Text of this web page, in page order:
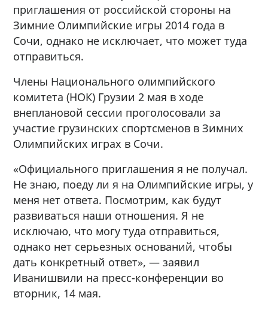
приглашения от российской стороны на
Зимние Олимпийские игры 2014 года в
Сочи, однако не исключает, что может туда
отправиться.
Члены Национального олимпийского
комитета (НОК) Грузии 2 мая в ходе
внеплановой сессии проголосовали за
участие грузинских спортсменов в Зимних
Олимпийских играх в Сочи.
«Официального приглашения я не получал.
Не знаю, поеду ли я на Олимпийские игры, у
меня нет ответа. Посмотрим, как будут
развиваться наши отношения. Я не
исключаю, что могу туда отправиться,
однако нет серьезных оснований, чтобы
дать конкретный ответ», — заявил
Иванишвили на пресс-конференции во
вторник, 14 мая.